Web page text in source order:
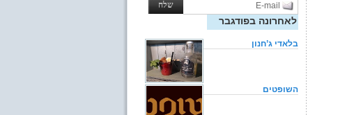
לאחרונה בפודגבר
בלאדי ג’חנון
השופטים